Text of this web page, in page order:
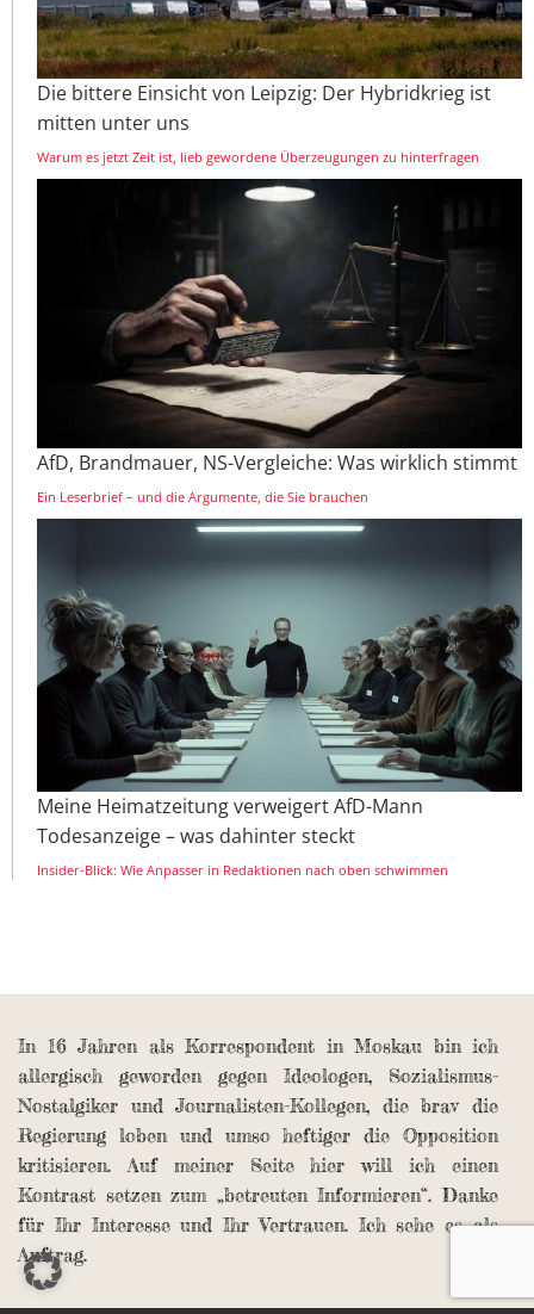
Die bittere Einsicht von Leipzig: Der Hybridkrieg ist
mitten unter uns
Warum es jetzt Zeit ist, lieb gewordene Überzeugungen zu hinterfragen
AfD, Brandmauer, NS-Vergleiche: Was wirklich stimmt
Ein Leserbrief – und die Argumente, die Sie brauchen
Meine Heimatzeitung verweigert AfD-Mann
Todesanzeige – was dahinter steckt
Insider-Blick: Wie Anpasser in Redaktionen nach oben schwimmen
In 16 Jahren als Korrespondent in Moskau bin ich
allergisch geworden gegen Ideologen, Sozialismus-
Nostalgiker und Journalisten-Kollegen, die brav die
Regierung loben und umso heftiger die Opposition
kritisieren. Auf meiner Seite hier will ich einen
Kontrast setzen zum „betreuten Informieren“. Danke
für Ihr Interesse und Ihr Vertrauen. Ich sehe es als
Auftrag.